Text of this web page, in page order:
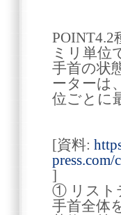
ミリ単位
手首の状
ーターは
位ごとに
[資料:
]
① リスト
手首全体